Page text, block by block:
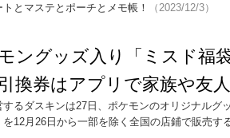
とマステとポーチとメモ帳！ （2023/12/3）
ングッズ入り「ミスド福
換券はアプリで家族や友
するダスキンは27日、ポケモンのオリジナルグ
を12月26日から一部を除く全国の店鋪で販売す